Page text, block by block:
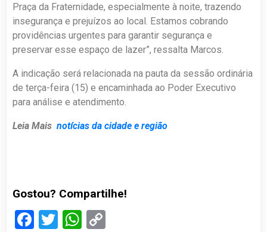
Praça da Fraternidade, especialmente à noite, trazendo
insegurança e prejuízos ao local. Estamos cobrando
providências urgentes para garantir segurança e
preservar esse espaço de lazer”, ressalta Marcos.
A indicação será relacionada na pauta da sessão ordinária
de terça-feira (15) e encaminhada ao Poder Executivo
para análise e atendimento.
Leia Mais notícias da cidade e região
Gostou? Compartilhe!
Facebook
TwitterWhatsApp